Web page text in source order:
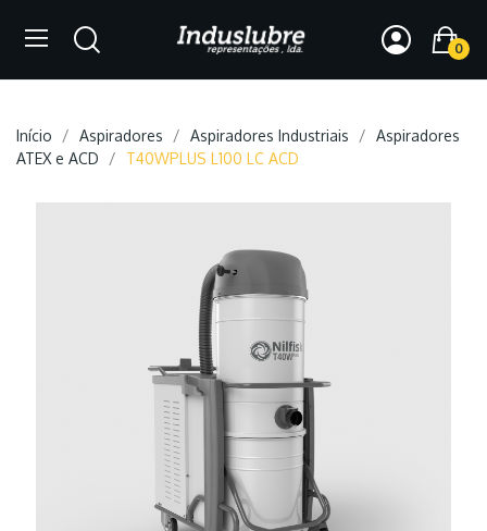
0
Início Aspiradores Aspiradores Industriais
Aspiradores
ATEX e ACD
T40WPLUS L100 LC ACD